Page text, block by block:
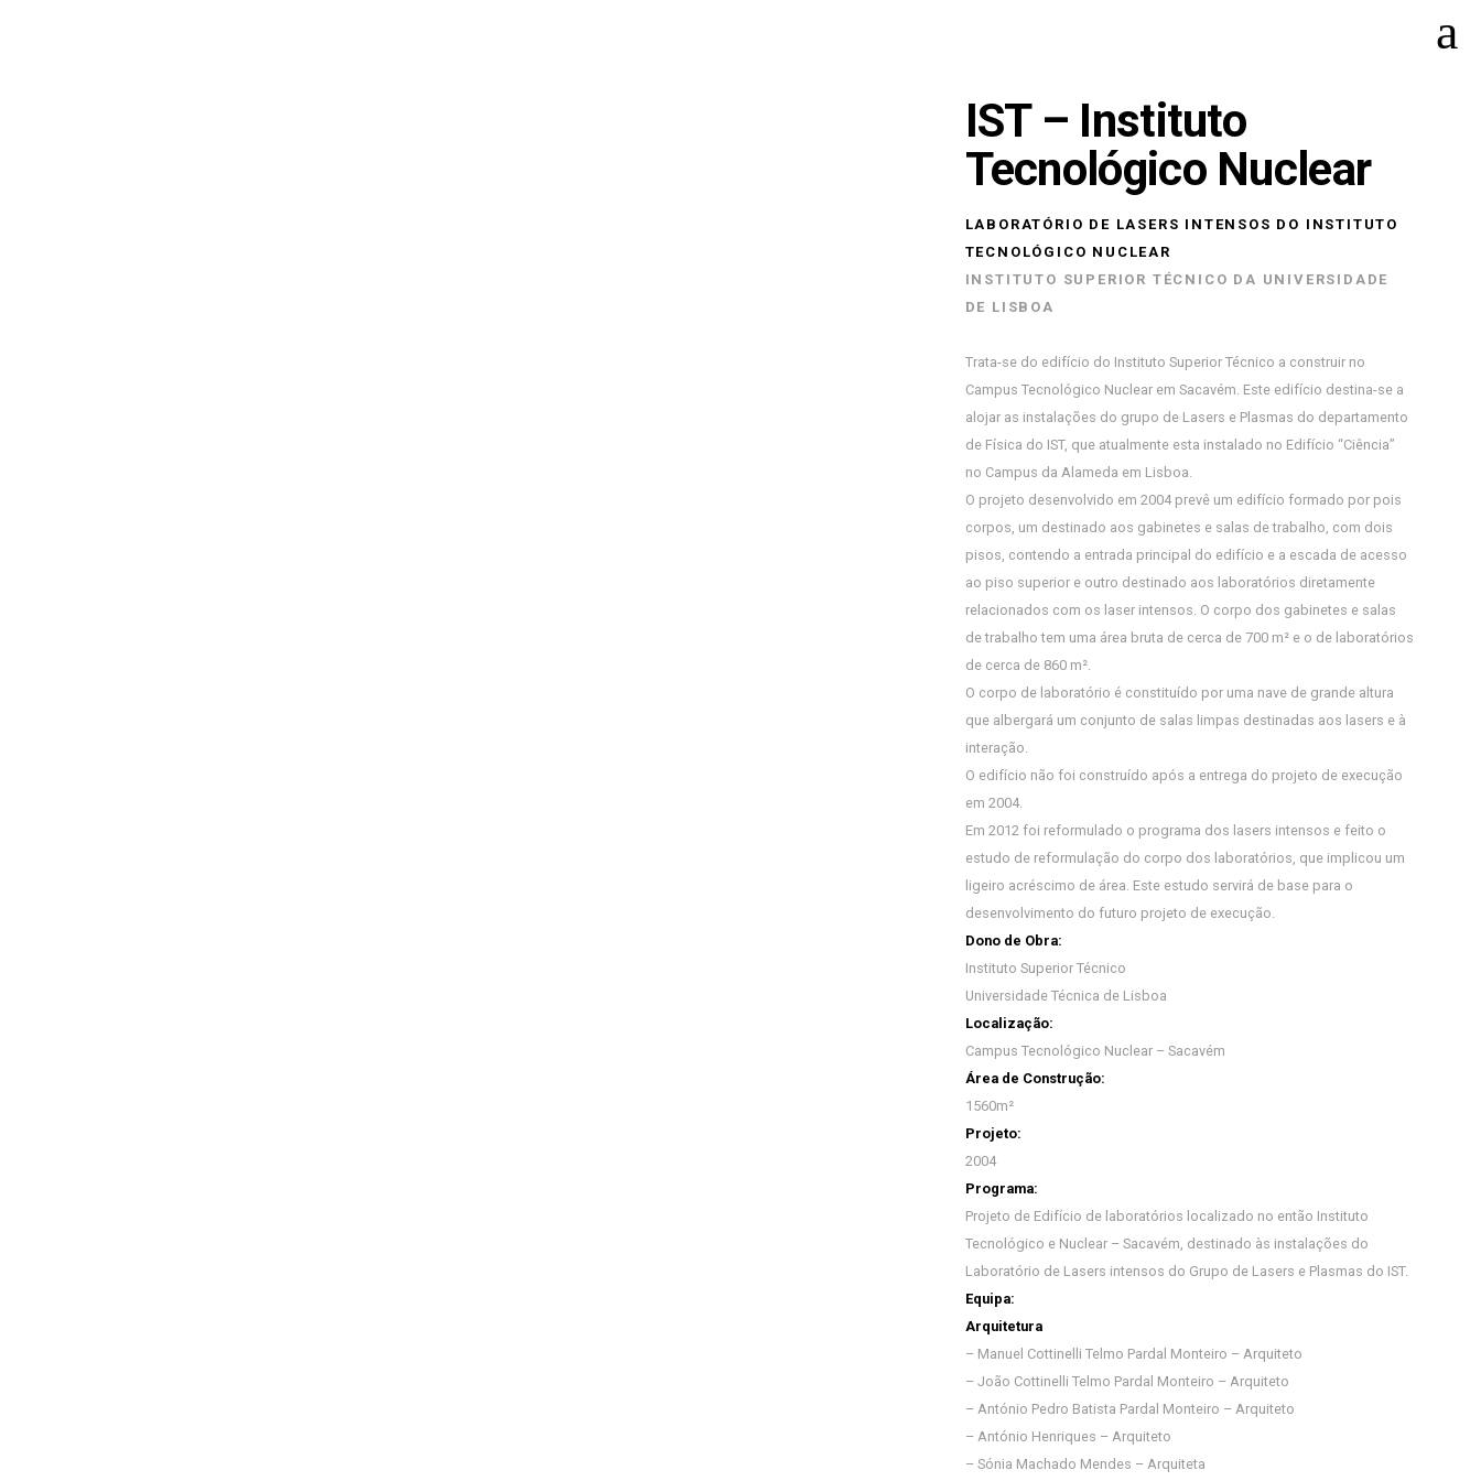
IST – Instituto
Tecnológico Nuclear
LABORATÓRIO DE LASERS INTENSOS DO INSTITUTO
TECNOLÓGICO NUCLEAR
INSTITUTO SUPERIOR TÉCNICO DA UNIVERSIDADE
DE LISBOA
Trata-se do edifício do Instituto Superior Técnico a construir no
Campus Tecnológico Nuclear em Sacavém. Este edifício destina-se a
alojar as instalações do grupo de Lasers e Plasmas do departamento
de Física do IST, que atualmente esta instalado no Edifício “Ciência”
no Campus da Alameda em Lisboa.
O projeto desenvolvido em 2004 prevê um edifício formado por pois
corpos, um destinado aos gabinetes e salas de trabalho, com dois
pisos, contendo a entrada principal do edifício e a escada de acesso
ao piso superior e outro destinado aos laboratórios diretamente
relacionados com os laser intensos. O corpo dos gabinetes e salas
de trabalho tem uma área bruta de cerca de 700 m² e o de laboratórios
de cerca de 860 m².
O corpo de laboratório é constituído por uma nave de grande altura
que albergará um conjunto de salas limpas destinadas aos lasers e à
interação.
O edifício não foi construído após a entrega do projeto de execução
em 2004.
Em 2012 foi reformulado o programa dos lasers intensos e feito o
estudo de reformulação do corpo dos laboratórios, que implicou um
ligeiro acréscimo de área. Este estudo servirá de base para o
desenvolvimento do futuro projeto de execução.
Dono de Obra:
Instituto Superior Técnico
Universidade Técnica de Lisboa
Localização:
Campus Tecnológico Nuclear – Sacavém
Área de Construção:
1560m²
Projeto:
2004
Programa:
Projeto de Edifício de laboratórios localizado no então Instituto
Tecnológico e Nuclear – Sacavém, destinado às instalações do
Laboratório de Lasers intensos do Grupo de Lasers e Plasmas do IST.
Equipa:
Arquitetura
– Manuel Cottinelli Telmo Pardal Monteiro – Arquiteto
– João Cottinelli Telmo Pardal Monteiro – Arquiteto
– António Pedro Batista Pardal Monteiro – Arquiteto
– António Henriques – Arquiteto
– Sónia Machado Mendes – Arquiteta